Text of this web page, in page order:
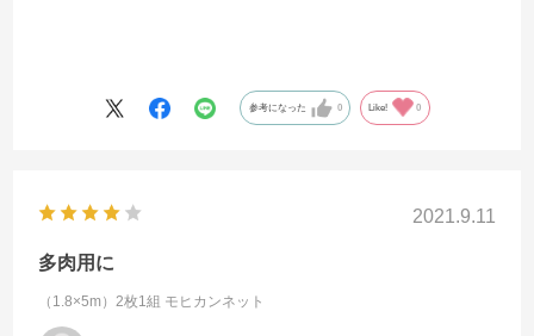
参考になった 0 Like! 0
2021.9.11
多肉用に
（1.8×5m）2枚1組 モヒカンネット